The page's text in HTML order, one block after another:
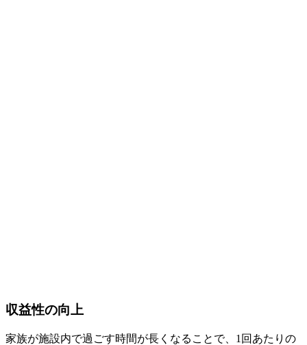
収益性の向上
家族が施設内で過ごす時間が長くなることで、1回あたりの